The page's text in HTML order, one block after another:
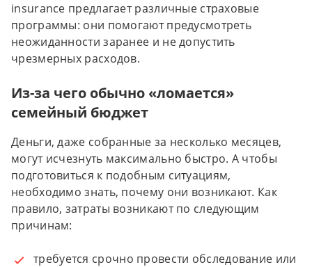
insurance предлагает различные страховые
программы: они помогают предусмотреть
неожиданности заранее и не допустить
чрезмерных расходов.
Из-за чего обычно «ломается»
семейный бюджет
Деньги, даже собранные за несколько месяцев,
могут исчезнуть максимально быстро. А чтобы
подготовиться к подобным ситуациям,
необходимо знать, почему они возникают. Как
правило, затраты возникают по следующим
причинам:
требуется срочно провести обследование или